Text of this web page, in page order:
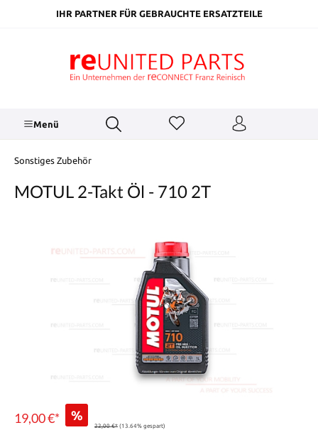
springenIHR PARTNER FÜR GEBRAUCHTE ERSATZTEILE
Menü
Sonstiges Zubehör
MOTUL 2-Takt Öl - 710 2T
19,00 €* %
22,00 €* (13.64% gespart)